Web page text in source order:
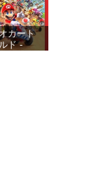
：¥10,737
カート
ド -